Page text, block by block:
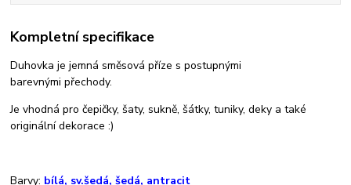
Kompletní specifikace
Duhovka je jemná směsová příze s postupnými
barevnými přechody.
Je vhodná pro čepičky, šaty, sukně, šátky, tuniky, deky a také
originální dekorace :)
Barvy: bílá, sv.šedá, šedá, antracit